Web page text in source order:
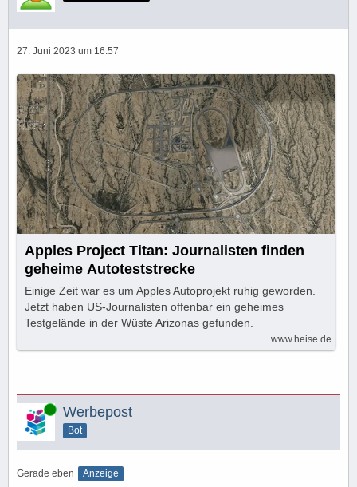
27. Juni 2023 um 16:57
Apples Project Titan: Journalisten finden
geheime Autoteststrecke
Einige Zeit war es um Apples Autoprojekt ruhig geworden.
Jetzt haben US-Journalisten offenbar ein geheimes
Testgelände in der Wüste Arizonas gefunden.
www.heise.de
Online Werbepost
Bot
Gerade eben Anzeige